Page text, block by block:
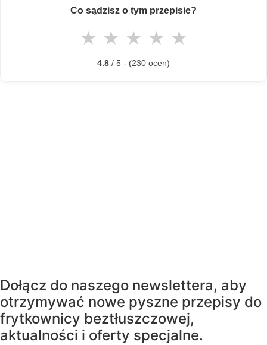
Co sądzisz o tym przepisie?
★ ★ ★ ★ ★
4.8 / 5 - (230 ocen)
Dołącz do naszego newslettera, aby
otrzymywać nowe pyszne przepisy do
frytkownicy beztłuszczowej,
aktualności i oferty specjalne.